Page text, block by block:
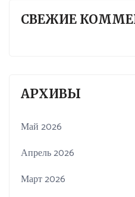
СВЕЖИЕ
АРХИВЫ
Май 2026
Апрель 2026
Март 2026